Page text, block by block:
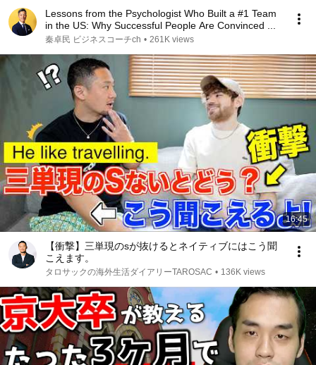
Lessons from the Psychologist Who Built a #1 Team
in the US: Why Successful People Are Convinced ...
秦卓民 ビジネスコーチch • 261K views
16:45
【衝撃】三単現のsが抜けるとネイティブにはこう聞
こえます。
タロサックの海外生活ダイアリーTAROSAC • 136K views